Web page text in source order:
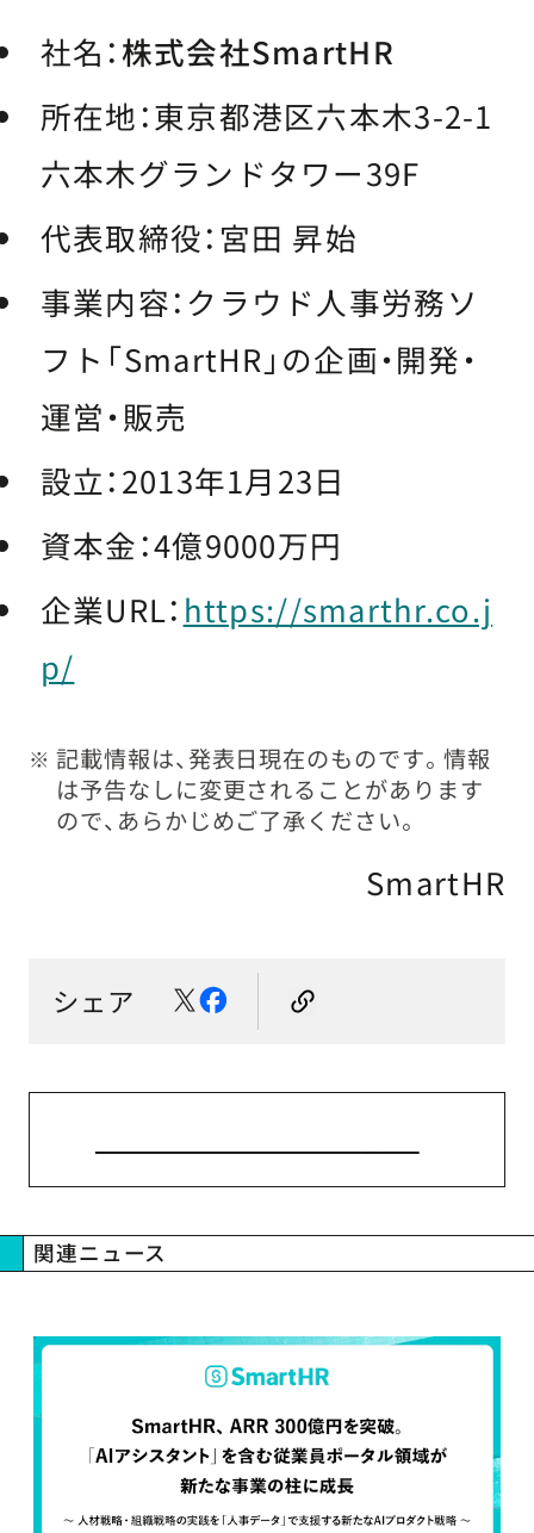
社名：株式会社SmartHR
所在地：東京都港区六本木3-2-1
六本木グランドタワー39F
代表取締役：宮田 昇始
事業内容：クラウド人事労務ソ
フト「SmartHR」の企画・開発・
運営・販売
設立：2013年1月23日
資本金：4億9000万円
企業URL：​ https://smarthr.co.j
p/
※ 記載情報は、発表日現在のものです。情報
は予告なしに変更されることがあります
ので、あらかじめご了承ください。
SmartHR
シェア
関連ニュース